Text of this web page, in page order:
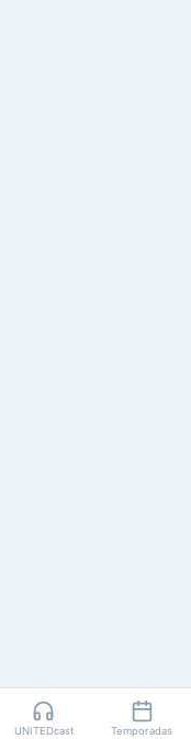
UNITEDcast Temporadas